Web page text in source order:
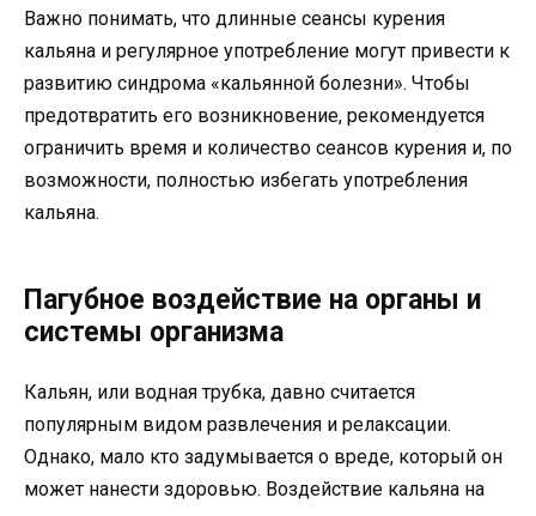
Важно понимать, что длинные сеансы курения
кальяна и регулярное употребление могут привести к
развитию синдрома «кальянной болезни». Чтобы
предотвратить его возникновение, рекомендуется
ограничить время и количество сеансов курения и, по
возможности, полностью избегать употребления
кальяна.
Пагубное воздействие на органы и
системы организма
Кальян, или водная трубка, давно считается
популярным видом развлечения и релаксации.
Однако, мало кто задумывается о вреде, который он
может нанести здоровью. Воздействие кальяна на